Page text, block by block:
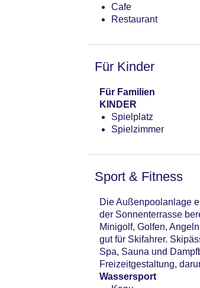
Cafe
Restaurant
Für Kinder
Für Familien
KINDER
Spielplatz
Spielzimmer
Sport & Fitness
Die Außenpoolanlage
der Sonnenterrasse
Minigolf, Golfen,
gut für Skifahrer.
Spa, Sauna und
Freizeitgestaltung,
Wassersport